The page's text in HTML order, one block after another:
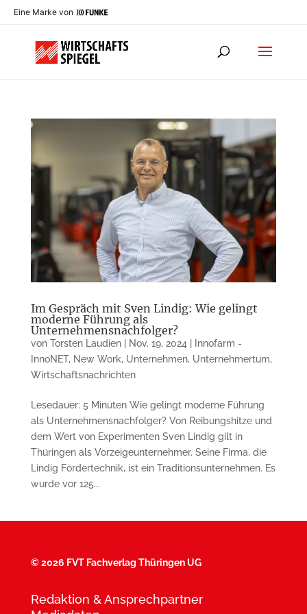
Eine Marke von
Im Gespräch mit Sven Lindig: Wie gelingt
moderne Führung als
Unternehmensnachfolger?
von Torsten Laudien| Nov. 19, 2024
Innofarm -
InnoNET, New Work, Unternehmen, Unternehmertum,
Wirtschaftsnachrichten
Lesedauer: 5 Minuten Wie gelingt moderne Führung
als Unternehmensnachfolger? Von Reibungshitze und
dem Wert von Experimenten Sven Lindig gilt in
Thüringen als Vorzeigeunternehmer. Seine Firma, die
Lindig Fördertechnik, ist ein Traditionsunternehmen. Es
wurde vor 125...
©2026 FVT Fachverlag Thüringen UG
Redaktion & Ansprechpartner